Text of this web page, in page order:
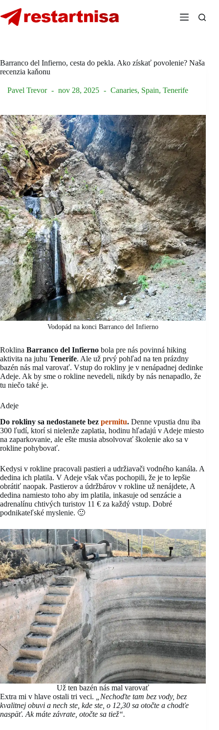
to
content
Barranco del Infierno, cesta do pekla. Ako získať povolenie? Naša
recenzia kaňonu
Pavel Trevor nov 28, 2025 Canaries, Spain, Tenerife
Vodopád na konci Barranco del Infierno
Roklina Barranco del Infierno bola pre nás povinná hiking
aktivita na juhu Tenerife. Ale už prvý pohľad na ten prázdny
bazén nás mal varovať. Vstup do rokliny je v nenápadnej dedinke
Adeje. Ak by sme o rokline nevedeli, nikdy by nás nenapadlo, že
tu niečo také je.
Adeje
Do rokliny sa nedostanete bez permitu. Denne vpustia dnu iba
300 ľudí, ktorí si nielenže zaplatia, hodinu hľadajú v Adeje miesto
na zaparkovanie, ale ešte musia absolvovať školenie ako sa v
rokline pohybovať.
Kedysi v rokline pracovali pastieri a udržiavači vodného kanála. A
dedina ich platila. V Adeje však včas pochopili, že je to lepšie
obrátiť naopak. Pastierov a údržbárov v rokline už nenájdete, A
dedina namiesto toho aby im platila, inkasuje od senzácie a
adrenalínu chtivých turistov 11 € za každý vstup. Dobré
podnikateľské myslenie. 🙂
Už ten bazén nás mal varovať
Extra mi v hlave ostali tri veci.
„Nechoďte tam bez vody, bez
kvalitnej obuvi a nech ste, kde ste, o 12,30 sa otočte a chodťe
naspäť. Ak máte závrate, otočte sa tiež“.